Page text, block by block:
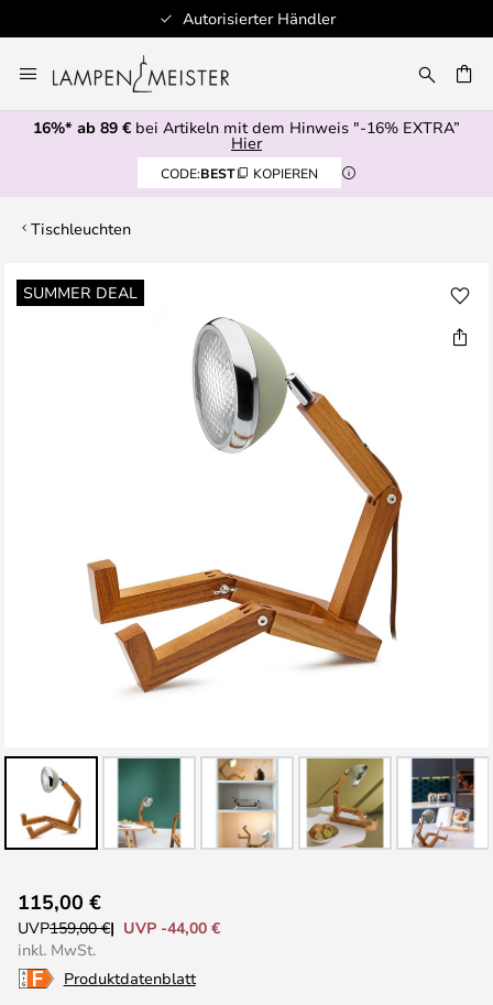
Autorisierter Händler
Inhalt
springen
16%* ab 89 € bei Artikeln mit dem Hinweis "-16% EXTRA”
Hier
CODE:BEST KOPIEREN
Tischleuchten
SUMMER DEAL
Zum
Ende
Anfang
der
Bildgalerie
springen
115,00 €
UVP159,00 €
UVP -44,00 €
inkl. MwSt.
Produktdatenblatt